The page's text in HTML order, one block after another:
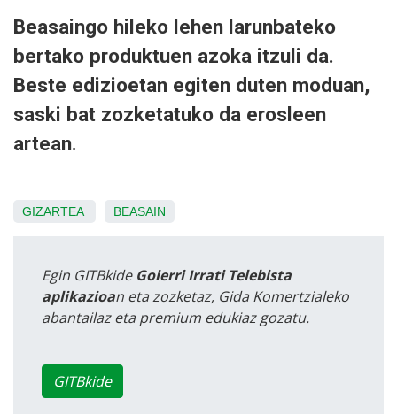
Beasaingo hileko lehen larunbateko
bertako produktuen azoka itzuli da.
Beste edizioetan egiten duten moduan,
saski bat zozketatuko da erosleen
artean.
GIZARTEA BEASAIN
Egin GITBkide Goierri Irrati Telebista
aplikazioan eta zozketaz, Gida Komertzialeko
abantailaz eta premium edukiaz gozatu.
GITBkide